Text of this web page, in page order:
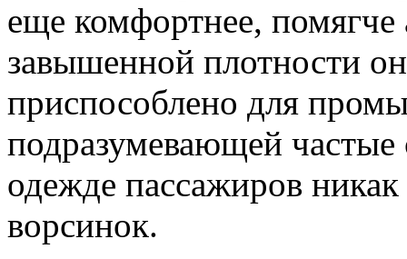
еще комфортнее,
завышенной плотности
приспособлено для
подразумевающей
одежде пассажиров никак
ворсинок.